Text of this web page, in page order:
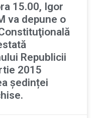
15.00, Igor
va depune o
Republicii
2015
ședinței